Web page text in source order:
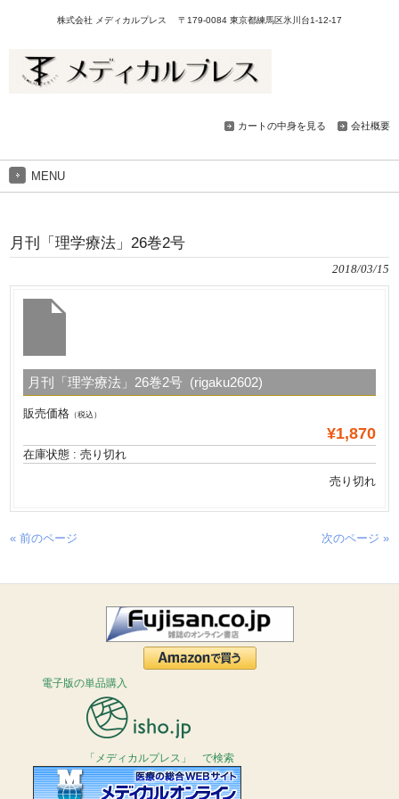
株式会社 メディカルプレス 〒179-0084 東京都練馬区氷川台1-12-17
カートの中身を見る 会社概要
MENU
月刊「理学療法」26巻2号
2018/03/15
月刊「理学療法」26巻2号 (rigaku2602)
販売価格 （税込）
¥1,870
在庫状態 : 売り切れ
売り切れ
« 前のページ 次のページ »
電子版の単品購入
「メディカルプレス」 で検索